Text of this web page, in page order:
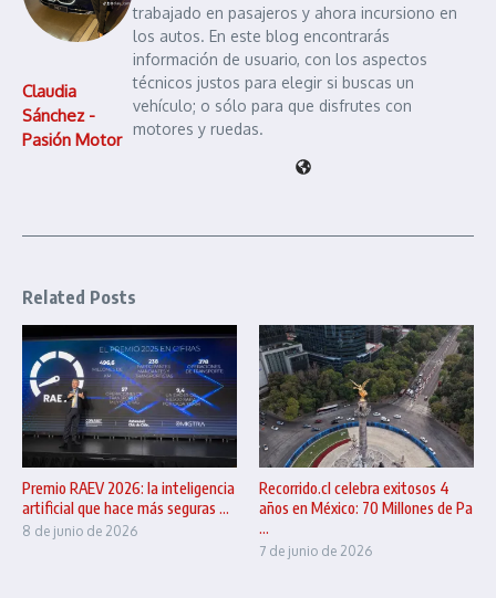
Claudia
Sánchez -
Pasión Motor
trabajado en pasajeros y ahora incursiono en
los autos. En este blog encontrarás
información de usuario, con los aspectos
técnicos justos para elegir si buscas un
vehículo; o sólo para que disfrutes con
motores y ruedas.
Related Posts
Premio RAEV 2026: la inteligencia
artificial que hace más seguras ...
8 de junio de 2026
Recorrido.cl celebra exitosos 4
años en México: 70 Millones de Pa
...
7 de junio de 2026